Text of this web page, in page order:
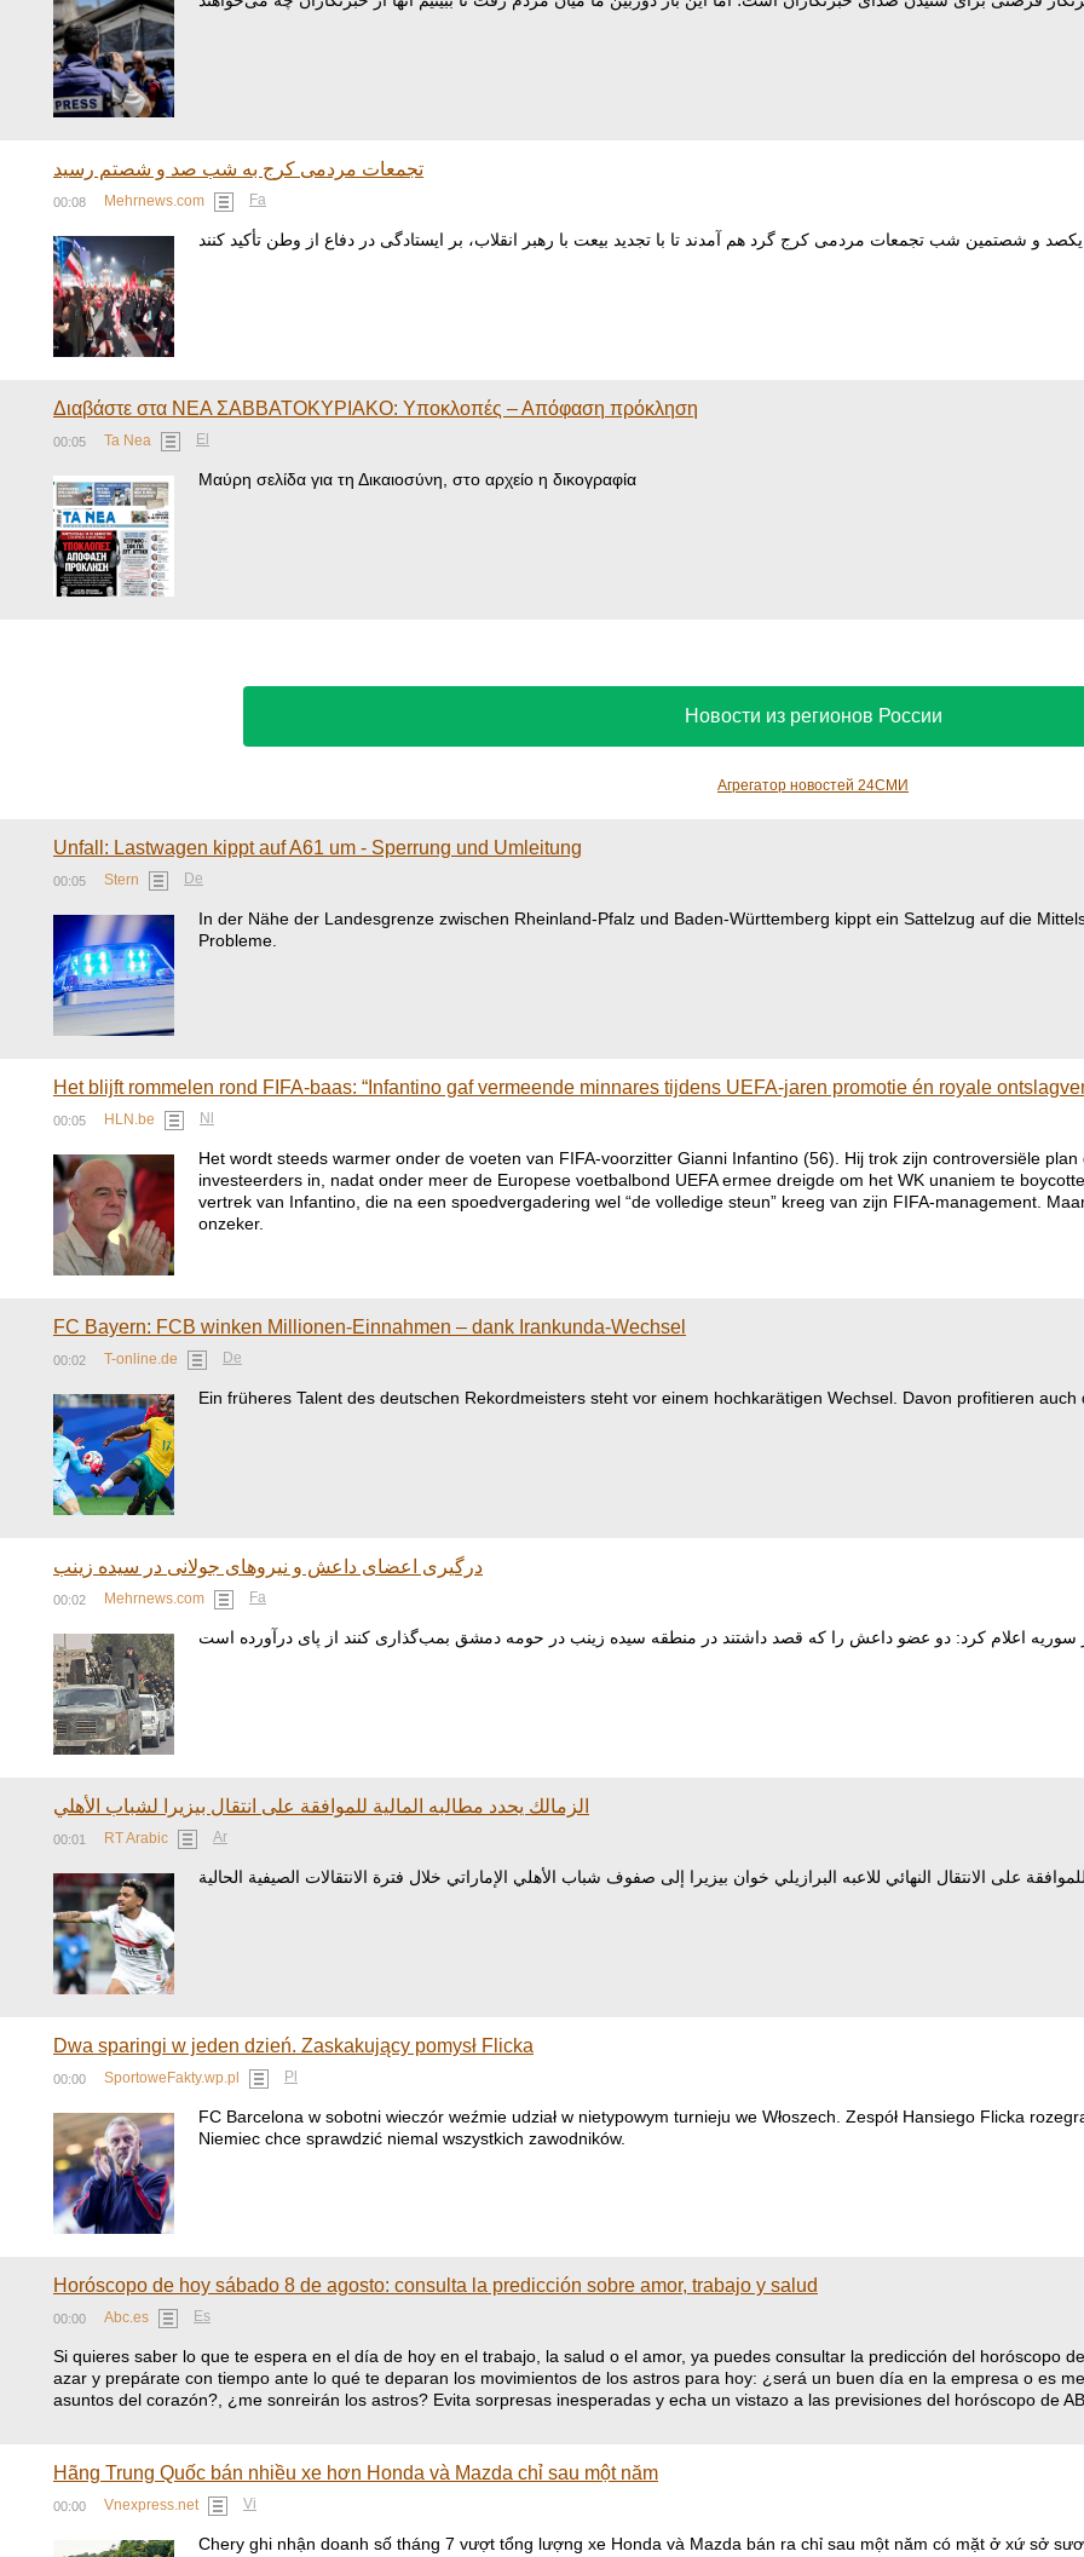
تجمعات مردمی کرج به شب صد و شصتم رسید
00:08 Mehrnews.com Fa
Διαβάστε στα ΝΕΑ ΣΑΒΒΑΤΟΚΥΡΙΑΚΟ: Υποκλοπές – Απόφαση πρόκληση
00:05 Ta Nea El
Μαύρη σελίδα για τη Δικαιοσύνη, στο αρχείο η δικογραφία
Новости из регионов России
Агрегатор новостей 24СМИ
Unfall: Lastwagen kippt auf A61 um - Sperrung und Umleitung
00:05 Stern De
In der Nähe der Landesgrenze zwischen Rheinland-Pfalz und Baden-Württemberg kippt ein Sattelzug auf die
Probleme.
Het blijft rommelen rond FIFA-baas: “Infantino gaf vermeende minnares tijdens UEFA-jaren promotie én royale
00:05 HLN.be Nl
Het wordt steeds warmer onder de voeten van FIFA-voorzitter Gianni Infantino (56). Hij trok zijn controversiële
investeerders in, nadat onder meer de Europese voetbalbond UEFA ermee dreigde om het WK unaniem te
vertrek van Infantino, die na een spoedvergadering wel “de volledige steun” kreeg van zijn FIFA-management.
onzeker.
FC Bayern: FCB winken Millionen-Einnahmen – dank Irankunda-Wechsel
00:02 T-online.de De
Ein früheres Talent des deutschen Rekordmeisters steht vor einem hochkarätigen Wechsel. Davon profitieren auch
درگیری اعضای داعش و نیروهای جولانی در سیده زینب
00:02 Mehrnews.com Fa
الزمالك يحدد مطالبه المالية للموافقة على انتقال بيزيرا لشباب الأهلي
00:01 RT Arabic Ar
Dwa sparingi w jeden dzień. Zaskakujący pomysł Flicka
00:00 SportoweFakty.wp.pl Pl
FC Barcelona w sobotni wieczór weźmie udział w nietypowym turnieju we Włoszech. Zespół Hansiego Flicka
Niemiec chce sprawdzić niemal wszystkich zawodników.
Horóscopo de hoy sábado 8 de agosto: consulta la predicción sobre amor, trabajo y salud
00:00 Abc.es Es
Si quieres saber lo que te espera en el día de hoy en el trabajo, la salud o el amor, ya puedes consultar la predicción del horóscopo
azar y prepárate con tiempo ante lo qué te deparan los movimientos de los astros para hoy: ¿será un buen día en la empresa o es
asuntos del corazón?, ¿me sonreirán los astros? Evita sorpresas inesperadas y echa un vistazo a las previsiones del horóscopo de
Hãng Trung Quốc bán nhiều xe hơn Honda và Mazda chỉ sau một năm
00:00 Vnexpress.net Vi
Chery ghi nhận doanh số tháng 7 vượt tổng lượng xe Honda và Mazda bán ra chỉ sau một năm có mặt ở xứ sở